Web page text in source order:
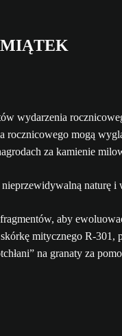
wydarzenia
mogą
za kamienie
naturę
aby
mitycznego R-
na granaty za